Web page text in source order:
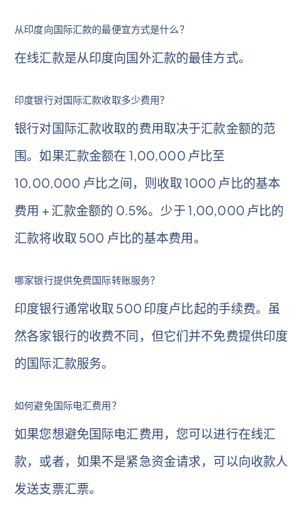
从印度向国际汇款的最便宜方式是什么？
在线汇款是从印度向国外汇款的最佳方式。
印度银行对国际汇款收取多少费用？
银行对国际汇款收取的费用取决于汇款金额的范
围。如果汇款金额在 1,00,000 卢比至
10,00,000 卢比之间，则收取 1000 卢比的基本
费用 + 汇款金额的 0.5%。少于 1,00,000 卢比的
汇款将收取 500 卢比的基本费用。
哪家银行提供免费国际转账服务？
印度银行通常收取 500 印度卢比起的手续费。虽
然各家银行的收费不同，但它们并不免费提供印度
的国际汇款服务。
如何避免国际电汇费用？
如果您想避免国际电汇费用，您可以进行在线汇
款，或者，如果不是紧急资金请求，可以向收款人
发送支票汇票。